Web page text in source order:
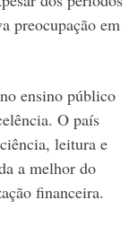
preocupação em
ensino público
O país
leitura e
a melhor do
financeira.